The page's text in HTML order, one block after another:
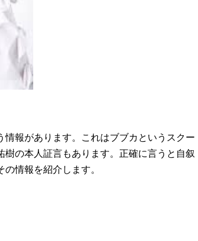
報があります。これはブブカというスクー
の本人証言もあります。正確に言うと自叙
情報を紹介します。